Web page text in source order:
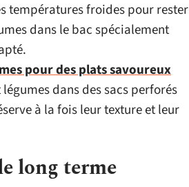
températures froides pour rester
dans le bac spécialement
pour des plats savoureux
dans des sacs perforés
à la fois leur texture et leur
long terme